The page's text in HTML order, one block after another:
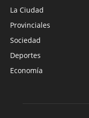
La Ciudad
Provinciales
Sociedad
Deportes
Economía